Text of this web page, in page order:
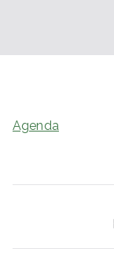
Agenda